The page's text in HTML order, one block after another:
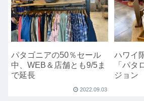
パタゴニアの50％セール
中、WEB＆店舗とも9/5ま
で延長
2022.09.03
ハワイ
「パタ
ジョン